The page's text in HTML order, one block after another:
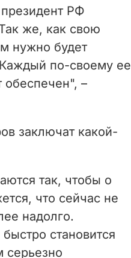
РФ
же, как свою
нужно будет
по-своему ее
–
заключат какой-
так, чтобы о
что сейчас не
надолго.
становится
серьезно